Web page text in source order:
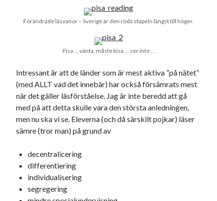
fest film
Julkalenderfacit Julkalendern
kåseri lifvet Lund mat minne
minnen mode museum musik
nostalgi ord radio recept
resa
sommar språk
Stockholm svenska
USA
Förändrade läsvanor – Sverige är den röda stapeln längst till höger.
Pisa … vänta, måste kisa … ser inte …
Intressant är att de länder som är mest aktiva ”på nätet”
(med ALLT vad det innebär) har också försämrats mest
när det gäller läsförståelse. Jag är inte beredd att gå
med på att detta skulle vara den största anledningen,
men nu ska vi se. Eleverna (och då särskilt pojkar) läser
sämre (tror man) på grund av
decentralicering
differentiering
individualisering
segregering